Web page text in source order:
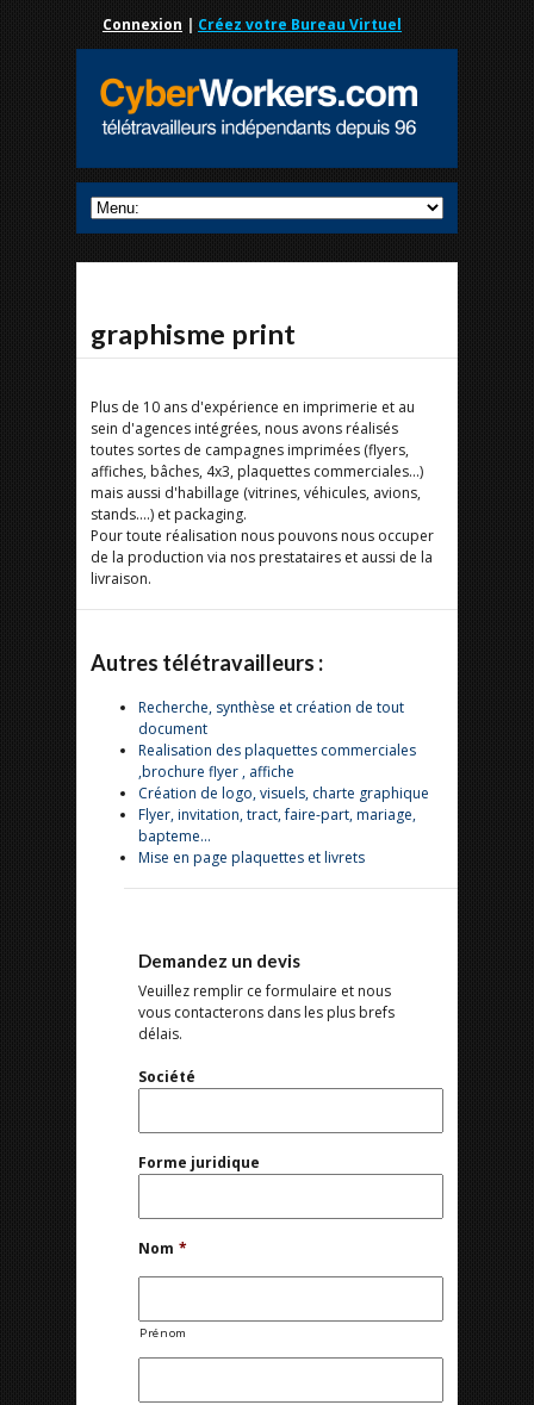
Connexion | Créez votre Bureau Virtuel
graphisme print
Plus de 10 ans d'expérience en imprimerie et au
sein d'agences intégrées, nous avons réalisés
toutes sortes de campagnes imprimées (flyers,
affiches, bâches, 4x3, plaquettes commerciales...)
mais aussi d'habillage (vitrines, véhicules, avions,
stands....) et packaging.
Pour toute réalisation nous pouvons nous occuper
de la production via nos prestataires et aussi de la
livraison.
Autres télétravailleurs :
Recherche, synthèse et création de tout
document
Realisation des plaquettes commerciales
,brochure flyer , affiche
Création de logo, visuels, charte graphique
Flyer, invitation, tract, faire-part, mariage,
bapteme...
Mise en page plaquettes et livrets
Demandez un devis
Veuillez remplir ce formulaire et nous
vous contacterons dans les plus brefs
délais.
Société
Forme juridique
Nom *
Prénom